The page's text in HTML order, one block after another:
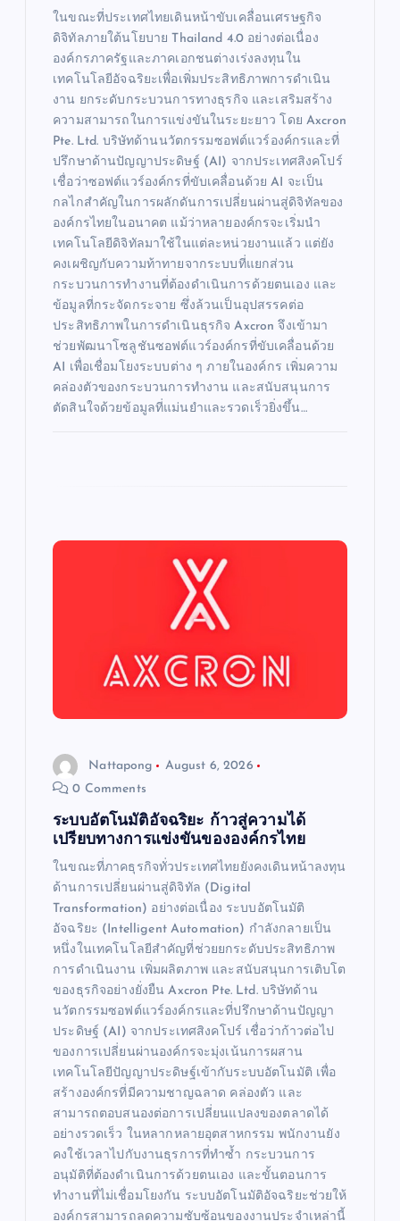
ในขณะที่ประเทศไทยเดินหน้าขับเคลื่อนเศรษฐกิจ
ดิจิทัลภายใต้นโยบาย Thailand 4.0 อย่างต่อเนื่อง
องค์กรภาครัฐและภาคเอกชนต่างเร่งลงทุนใน
เทคโนโลยีอัจฉริยะเพื่อเพิ่มประสิทธิภาพการดำเนิน
งาน ยกระดับกระบวนการทางธุรกิจ และเสริมสร้าง
ความสามารถในการแข่งขันในระยะยาว โดย Axcron
Pte. Ltd. บริษัทด้านนวัตกรรมซอฟต์แวร์องค์กรและที่
ปรึกษาด้านปัญญาประดิษฐ์ (AI) จากประเทศสิงคโปร์
เชื่อว่าซอฟต์แวร์องค์กรที่ขับเคลื่อนด้วย AI จะเป็น
กลไกสำคัญในการผลักดันการเปลี่ยนผ่านสู่ดิจิทัลของ
องค์กรไทยในอนาคต แม้ว่าหลายองค์กรจะเริ่มนำ
เทคโนโลยีดิจิทัลมาใช้ในแต่ละหน่วยงานแล้ว แต่ยัง
คงเผชิญกับความท้าทายจากระบบที่แยกส่วน
กระบวนการทำงานที่ต้องดำเนินการด้วยตนเอง และ
ข้อมูลที่กระจัดกระจาย ซึ่งล้วนเป็นอุปสรรคต่อ
ประสิทธิภาพในการดำเนินธุรกิจ Axcron จึงเข้ามา
ช่วยพัฒนาโซลูชันซอฟต์แวร์องค์กรที่ขับเคลื่อนด้วย
AI เพื่อเชื่อมโยงระบบต่าง ๆ ภายในองค์กร เพิ่มความ
คล่องตัวของกระบวนการทำงาน และสนับสนุนการ
ตัดสินใจด้วยข้อมูลที่แม่นยำและรวดเร็วยิ่งขึ้น…
Nattapong
August 6, 2026
0 Comments
ระบบอัตโนมัติอัจฉริยะ ก้าวสู่ความได้
เปรียบทางการแข่งขันขององค์กรไทย
ในขณะที่ภาคธุรกิจทั่วประเทศไทยยังคงเดินหน้าลงทุน
ด้านการเปลี่ยนผ่านสู่ดิจิทัล (Digital
Transformation) อย่างต่อเนื่อง ระบบอัตโนมัติ
อัจฉริยะ (Intelligent Automation) กำลังกลายเป็น
หนึ่งในเทคโนโลยีสำคัญที่ช่วยยกระดับประสิทธิภาพ
การดำเนินงาน เพิ่มผลิตภาพ และสนับสนุนการเติบโต
ของธุรกิจอย่างยั่งยืน Axcron Pte. Ltd. บริษัทด้าน
นวัตกรรมซอฟต์แวร์องค์กรและที่ปรึกษาด้านปัญญา
ประดิษฐ์ (AI) จากประเทศสิงคโปร์ เชื่อว่าก้าวต่อไป
ของการเปลี่ยนผ่านองค์กรจะมุ่งเน้นการผสาน
เทคโนโลยีปัญญาประดิษฐ์เข้ากับระบบอัตโนมัติ เพื่อ
สร้างองค์กรที่มีความชาญฉลาด คล่องตัว และ
สามารถตอบสนองต่อการเปลี่ยนแปลงของตลาดได้
อย่างรวดเร็ว ในหลากหลายอุตสาหกรรม พนักงานยัง
คงใช้เวลาไปกับงานธุรการที่ทำซ้ำ กระบวนการ
อนุมัติที่ต้องดำเนินการด้วยตนเอง และขั้นตอนการ
ทำงานที่ไม่เชื่อมโยงกัน ระบบอัตโนมัติอัจฉริยะช่วยให้
องค์กรสามารถลดความซับซ้อนของงานประจำเหล่านี้